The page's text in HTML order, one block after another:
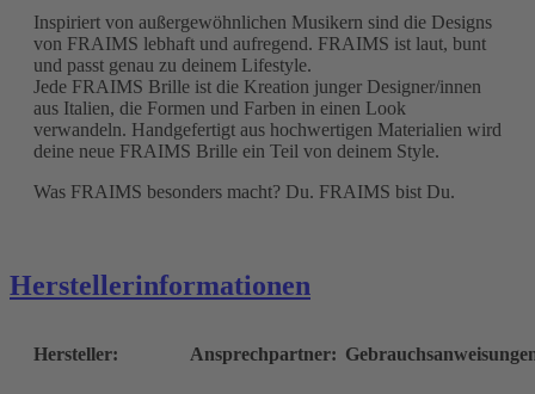
Inspiriert von außergewöhnlichen Musikern sind die Designs
von FRAIMS lebhaft und aufregend. FRAIMS ist laut, bunt
und passt genau zu deinem Lifestyle.
Jede FRAIMS Brille ist die Kreation junger Designer/innen
aus Italien, die Formen und Farben in einen Look
verwandeln. Handgefertigt aus hochwertigen Materialien wird
deine neue FRAIMS Brille ein Teil von deinem Style.
Was FRAIMS besonders macht? Du. FRAIMS bist Du.
Herstellerinformationen
Hersteller: Ansprechpartner: